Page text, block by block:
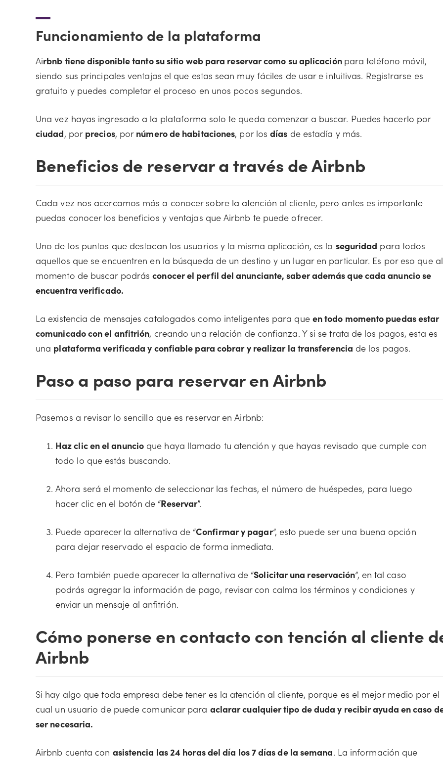
Funcionamiento de la plataforma
Airbnb tiene disponible tanto su sitio web para reservar como su aplicación para teléfono móvil,
siendo sus principales ventajas el que estas sean muy fáciles de usar e intuitivas. Registrarse es
gratuito y puedes completar el proceso en unos pocos segundos.
Una vez hayas ingresado a la plataforma solo te queda comenzar a buscar. Puedes hacerlo por
ciudad, por precios, por número de habitaciones, por losdías de estadía y más.
Beneficios de reservar a través de Airbnb
Cada vez nos acercamos más a conocer sobre la atención al cliente, pero antes es importante
puedas conocer los beneficios y ventajas que Airbnb te puede ofrecer.
Uno de los puntos que destacan los usuarios y la misma aplicación, es la seguridad para todos
aquellos que se encuentren en la búsqueda de un destino y un lugar en particular. Es por eso que al
momento de buscar podrásconocer el perfil del anunciante, saber además que cada anuncio se
encuentra verificado.
La existencia de mensajes catalogados como inteligentes para que en todo momento puedas estar
comunicado con el anfitrión, creando una relación de confianza. Y si se trata de los pagos, esta es
una plataforma verificada y confiable para cobrar y realizar la transferencia de los pagos.
Paso a paso para reservar en Airbnb
Pasemos a revisar lo sencillo que es reservar en Airbnb:
Haz clic en el anuncioque haya llamado tu atención y que hayas revisado que cumple con
todo lo que estás buscando.
Ahora será el momento de seleccionar las fechas, el número de huéspedes, para luego
hacer clic en el botón de “Reservar”.
Puede aparecer la alternativa de “Confirmar y pagar”, esto puede ser una buena opción
para dejar reservado el espacio de forma inmediata.
Pero también puede aparecer la alternativa de “Solicitar una reservación”, en tal caso
podrás agregar la información de pago, revisar con calma los términos y condiciones y
enviar un mensaje al anfitrión.
Cómo ponerse en contacto con tención al cliente
Airbnb
Si hay algo que toda empresa debe tener es la atención al cliente, porque es el mejor medio por el
cual un usuario de puede comunicar para aclarar cualquier tipo de duda y recibir ayuda en caso
ser necesaria.
Airbnb cuenta con asistencia las 24 horas del día los 7 días de la semana. La información que